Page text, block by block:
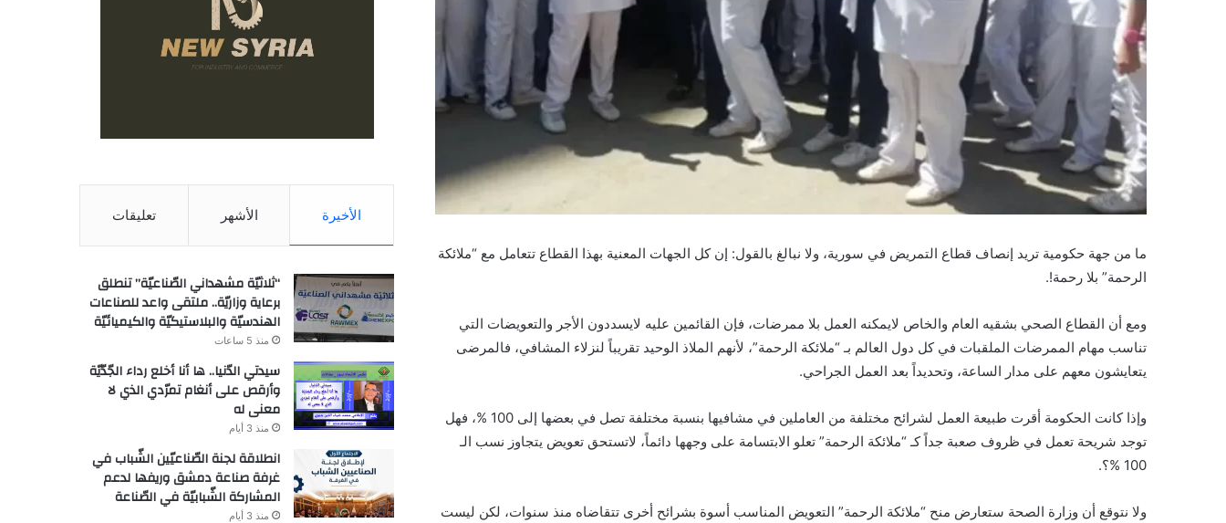
ما من جهة حكومية تريد إنصاف قطاع التمريض في سورية، ولا نبالغ بالقول: إن كل الجهات المعنية بهذا القطاع تتعامل مع “ملائكة
الرحمة” بلا رحمة!.
ومع أن القطاع الصحي بشقيه العام والخاص لايمكنه العمل بلا ممرضات، فإن القائمين عليه لايسددون الأجر والتعويضات التي
تناسب مهام الممرضات الملقبات في كل دول العالم بـ “ملائكة الرحمة”، لأنهم الملاذ الوحيد تقريباً لنزلاء المشافي، فالمرضى
يتعايشون معهم على مدار الساعة، وتحديداً بعد العمل الجراحي.
وإذا كانت الحكومة أقرت طبيعة العمل لشرائح مختلفة من العاملين في مشافيها بنسبة مختلفة تصل في بعضها إلى 100 %، فهل
توجد شريحة تعمل في ظروف صعبة جداً كـ “ملائكة الرحمة” تعلو الابتسامة على وجهها دائماً، لاتستحق تعويض يتجاوز نسب الـ
100 %؟.
ولا نتوقع أن وزارة الصحة ستعارض منح “ملائكة الرحمة” التعويض المناسب أسوة بشرائح أخرى تتقاضاه منذ سنوات، لكن ليست
الأخيرة الأشهر تعليقات
“ثلاثيّة مشهداني الصّناعيّة” تنطلق
برعاية وزاريّة.. ملتقى واعد للصناعات
الهندسيّة والبلاستيكيّة والكيميائيّة
منذ 5 ساعات
سيدتي الدّنيا.. ها أنا أخلع رداء الجّدّيّة
وأرقص على أنغام تمرّدي الذي لا
معنى له
منذ 3 أيام
انطلاقة لجنة الصّناعيّين الشّباب في
غرفة صناعة دمشق وريفها لدعم
المشاركة الشّبابيّة في الصّناعة
منذ 3 أيام